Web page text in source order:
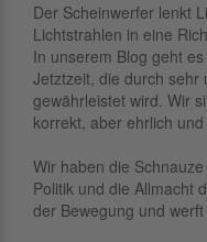
Der Scheinwerfer lenkt
Lichtstrahlen in eine
In unserem Blog geht
Jetztzeit, die durch sehr
gewährleistet wird. Wir
korrekt, aber ehrlich
Wir haben die
Politik und die Allmacht
der Bewegung und